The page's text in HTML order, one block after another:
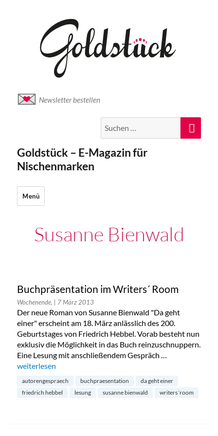
Newsletter bestellen
nach:
Goldstück – E-Magazin für
Nischenmarken
Menü
Susanne Bienwald
Buchpräsentation im Writers´ Room
Wochenende, | 7 März 2013
Der neue Roman von Susanne Bienwald "Da geht
einer" erscheint am 18. März anlässlich des 200.
Geburtstages von Friedrich Hebbel. Vorab besteht nun
exklusiv die Möglichkeit in das Buch reinzuschnuppern.
Eine Lesung mit anschließendem Gespräch …
„Buchpräsentation im Writers´ Room“
weiterlesen
autorengespraech buchpraesentation
da geht einer
friedrich hebbel
lesung susanne bienwald writers´room